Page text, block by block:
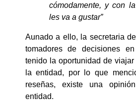
cómodamente, y con
les va a gustar”
Aunado a ello, la secretaria
tomadores de decisiones
tenido la oportunidad de
la entidad, por lo que
reseñas, existe una
entidad.